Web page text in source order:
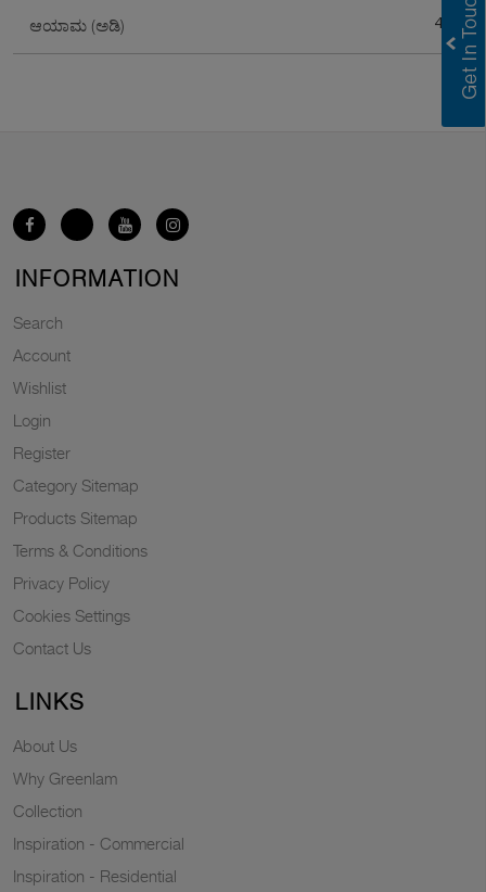
ಆಯಾಮ (ಅಡಿ) 4`x8`
INFORMATION
Search
Account
Wishlist
Login
Register
Category Sitemap
Products Sitemap
Terms & Conditions
Privacy Policy
Cookies Settings
Contact Us
LINKS
About Us
Why Greenlam
Collection
Inspiration - Commercial
Inspiration - Residential